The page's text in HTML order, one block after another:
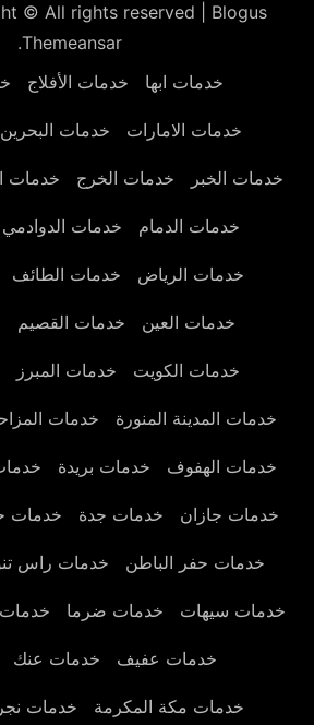
© All rights reserved Blogus
Themeansar
.
خدمات ابها
خدمات الأفلاج
خدمات الامارات خدمات البحرين
خدمات الخبر خدمات الخرج خدمات
خدمات الدمام خدمات الدوادمي
خدمات الرياض خدمات الطائف
خدمات العين خدمات القصيم
خدمات الكويت خدمات المبرز
خدمات المدينة المنورة خدمات
خدمات الهفوف خدمات بريدة
خدمات جازان خدمات جدة خدمات
خدمات حفر الباطن خدمات راس
خدمات سيهات خدمات ضرما
خدمات عفيف خدمات عنك
خدمات مكة المكرمة خدمات